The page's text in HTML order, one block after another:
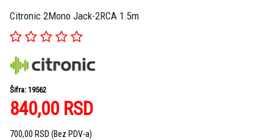
Citronic 2Mono Jack-2RCA 1.5m
Šifra: 19562
840,00 RSD
700,00 RSD (Bez PDV-a)